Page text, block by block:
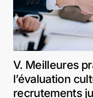
V. Meilleures
l’évaluation
recrutements